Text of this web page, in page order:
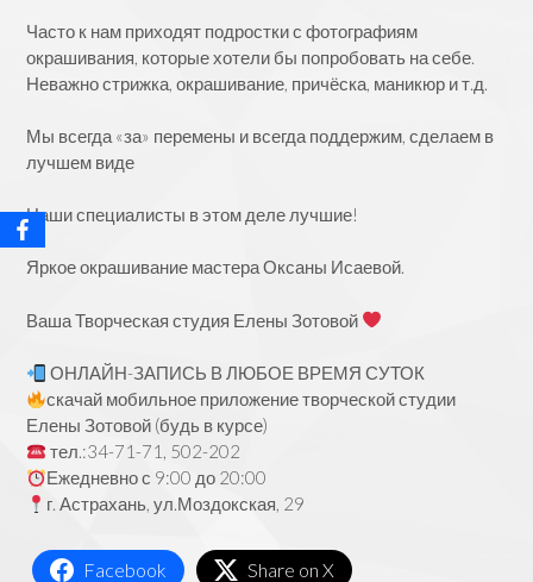
Часто к нам приходят подростки с фотографиям
окрашивания, которые хотели бы попробовать на себе.
Неважно стрижка, окрашивание, причёска, маникюр и т.д.
Мы всегда «за» перемены и всегда поддержим, сделаем в
лучшем виде
Наши специалисты в этом деле лучшие!
Яркое окрашивание мастера Оксаны Исаевой.
Ваша Творческая студия Елены Зотовой
ОНЛАЙН-ЗАПИСЬ В ЛЮБОЕ ВРЕМЯ СУТОК
скачай мобильное приложение творческой студии
Елены Зотовой (будь в курсе)
тел.:34-71-71, 502-202
Ежедневно с 9:00 до 20:00
г. Астрахань, ул.Моздокская, 29
Facebook Share on X